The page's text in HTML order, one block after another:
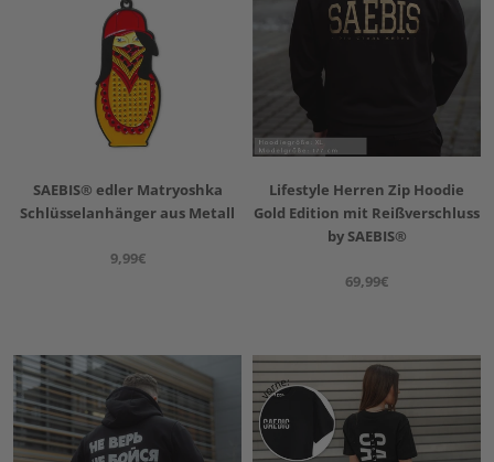
SAEBIS® edler Matryoshka
Schlüsselanhänger aus Metall
9,99€
Lifestyle Herren Zip Hoodie
Gold Edition mit Reißverschluss
by SAEBIS®
69,99€